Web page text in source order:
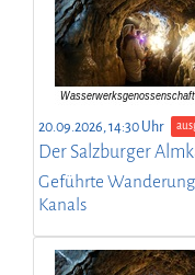
20.09.2026, 14:30 Uhr
Der Salzburger
Geführte
Kanals